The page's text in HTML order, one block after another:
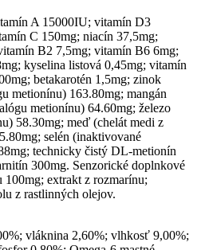
A 15000IU; vitamín D3
C 150mg; niacín 37,5mg;
B2 7,5mg; vitamín B6 6mg;
kyselina listová 0,45mg; vitamín
betakarotén 1,5mg; zinok
metionínu) 163.80mg; mangán
metionínu) 64.60mg; železo
58.30mg; meď (chelát medi z
selén (inaktivované
technicky čistý DL-metionín
300mg. Senzorické doplnkové
100mg; extrakt z rozmarínu;
z rastlinných olejov.
vláknina 2,60%; vlhkosť 9,00%;